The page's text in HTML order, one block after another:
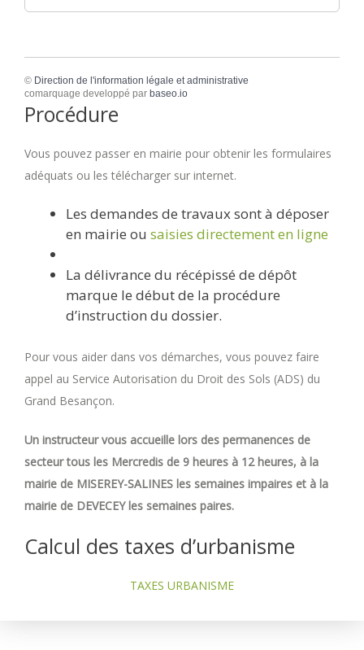
© Direction de l'information légale et administrative
comarquage developpé par baseo.io
Procédure
Vous pouvez passer en mairie pour obtenir les formulaires
adéquats ou les télécharger sur internet.
Les demandes de travaux sont à déposer
en mairie ou saisies directement en ligne
La délivrance du récépissé de dépôt
marque le début de la procédure
d’instruction du dossier.
Pour vous aider dans vos démarches, vous pouvez faire
appel au Service Autorisation du Droit des Sols (ADS) du
Grand Besançon.
Un instructeur vous accueille lors des permanences de
secteur tous les Mercredis de 9 heures à 12 heures, à la
mairie de MISEREY-SALINES les semaines impaires et à la
mairie de DEVECEY les semaines paires.
Calcul des taxes d’urbanisme
TAXES URBANISME